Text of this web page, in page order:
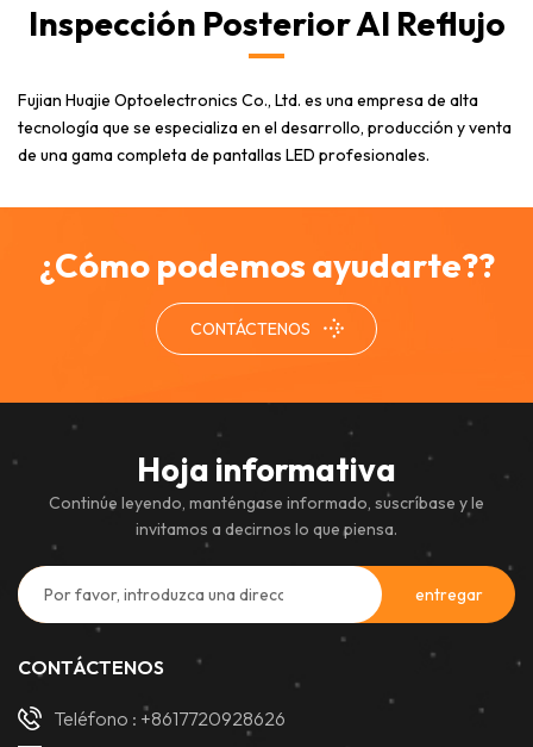
Inspección Posterior Al Reflujo
Fujian Huajie Optoelectronics Co., Ltd. es una empresa de alta
tecnología que se especializa en el desarrollo, producción y venta
de una gama completa de pantallas LED profesionales.
¿Cómo podemos ayudarte??
CONTÁCTENOS
Hoja informativa
Continúe leyendo, manténgase informado, suscríbase y le
invitamos a decirnos lo que piensa.
CONTÁCTENOS
Teléfono : +8617720928626